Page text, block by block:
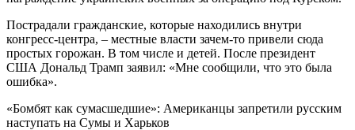
Пострадали гражданские, которые находились внутри
конгресс-центра, – местные власти зачем-то привели сюда
простых горожан. В том числе и детей. После президент
США Дональд Трамп заявил: «Мне сообщили, что это была
ошибка».
«Бомбят как сумасшедшие»: Американцы запретили русским
наступать на Сумы и Харьков